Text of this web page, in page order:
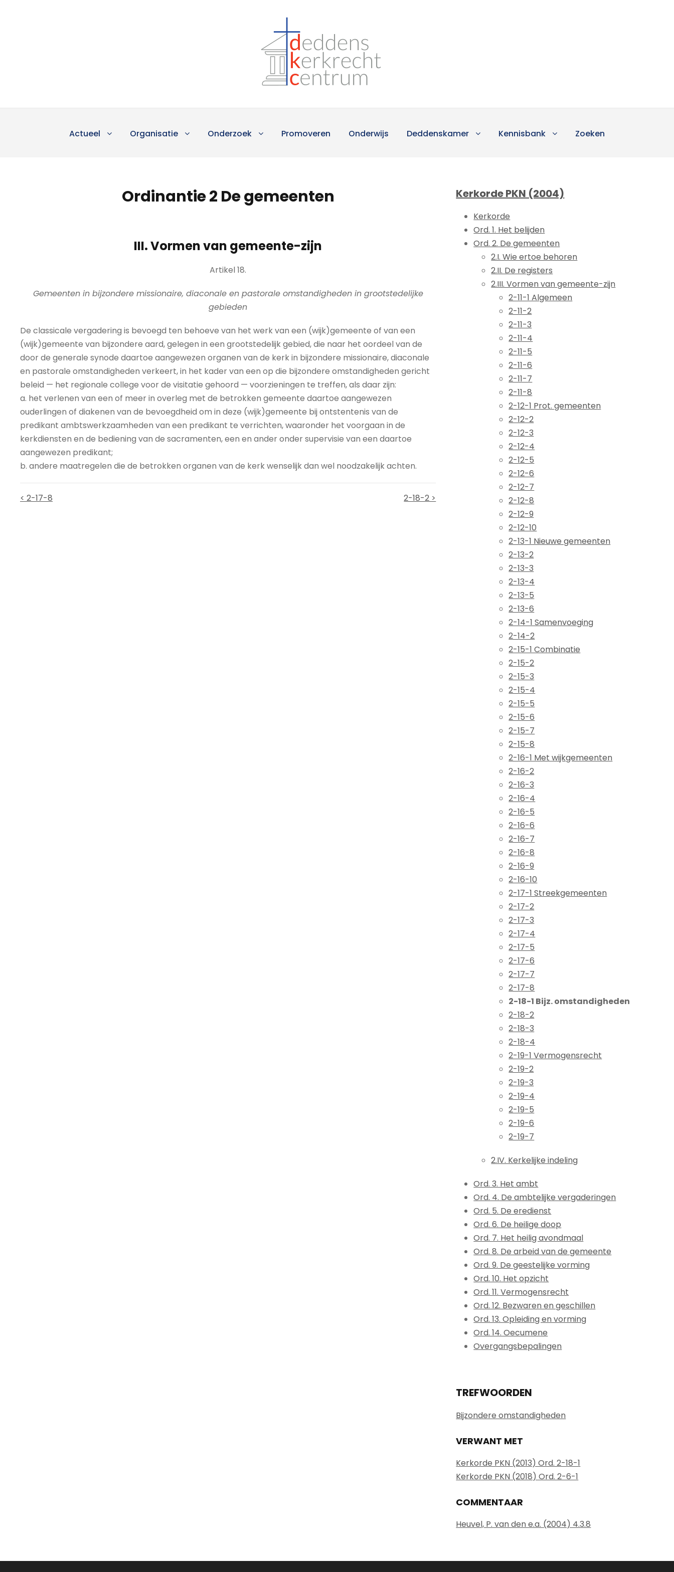
Actueel Organisatie Onderzoek Promoveren Onderwijs Deddenskamer Kennisbank Zoeken
Ordinantie 2 De gemeenten
III. Vormen van gemeente-zijn
Artikel 18.
Gemeenten in bijzondere missionaire, diaconale en pastorale omstandigheden in grootstedelijke
gebieden
De classicale vergadering is bevoegd ten behoeve van het werk van een (wijk)gemeente of van een
(wijk)gemeente van bijzondere aard, gelegen in een grootstedelijk gebied, die naar het oordeel van de
door de generale synode daartoe aangewezen organen van de kerk in bijzondere missionaire, diaconale
en pastorale omstandigheden verkeert, in het kader van een op die bijzondere omstandigheden gericht
beleid — het regionale college voor de visitatie gehoord — voorzieningen te treffen, als daar zijn:
a. het verlenen van een of meer in overleg met de betrokken gemeente daartoe aangewezen
ouderlingen of diakenen van de bevoegdheid om in deze (wijk)gemeente bij ontstentenis van de
predikant ambtswerkzaamheden van een predikant te verrichten, waaronder het voorgaan in de
kerkdiensten en de bediening van de sacramenten, een en ander onder supervisie van een daartoe
aangewezen predikant;
b. andere maatregelen die de betrokken organen van de kerk wenselijk dan wel noodzakelijk achten.
< 2-17-8 2-18-2 >
Kerkorde PKN (2004)
Kerkorde
Ord. 1. Het belijden
Ord. 2. De gemeenten
2.I. Wie ertoe behoren
2.II. De registers
2.III. Vormen van gemeente-zijn
2-11-1 Algemeen
2-11-2
2-11-3
2-11-4
2-11-5
2-11-6
2-11-7
2-11-8
2-12-1 Prot. gemeenten
2-12-2
2-12-3
2-12-4
2-12-5
2-12-6
2-12-7
2-12-8
2-12-9
2-12-10
2-13-1 Nieuwe gemeenten
2-13-2
2-13-3
2-13-4
2-13-5
2-13-6
2-14-1 Samenvoeging
2-14-2
2-15-1 Combinatie
2-15-2
2-15-3
2-15-4
2-15-5
2-15-6
2-15-7
2-15-8
2-16-1 Met wijkgemeenten
2-16-2
2-16-3
2-16-4
2-16-5
2-16-6
2-16-7
2-16-8
2-16-9
2-16-10
2-17-1 Streekgemeenten
2-17-2
2-17-3
2-17-4
2-17-5
2-17-6
2-17-7
2-17-8
2-18-1 Bijz. omstandigheden
2-18-2
2-18-3
2-18-4
2-19-1 Vermogensrecht
2-19-2
2-19-3
2-19-4
2-19-5
2-19-6
2-19-7
2.IV. Kerkelijke indeling
Ord. 3. Het ambt
Ord. 4. De ambtelijke vergaderingen
Ord. 5. De eredienst
Ord. 6. De heilige doop
Ord. 7. Het heilig avondmaal
Ord. 8. De arbeid van de gemeente
Ord. 9. De geestelijke vorming
Ord. 10. Het opzicht
Ord. 11. Vermogensrecht
Ord. 12. Bezwaren en geschillen
Ord. 13. Opleiding en vorming
Ord. 14. Oecumene
Overgangsbepalingen
TREFWOORDEN
Bijzondere omstandigheden
VERWANT MET
Kerkorde PKN (2013) Ord. 2-18-1
Kerkorde PKN (2018) Ord. 2-6-1
COMMENTAAR
Heuvel, P. van den e.a. (2004) 4.3.8